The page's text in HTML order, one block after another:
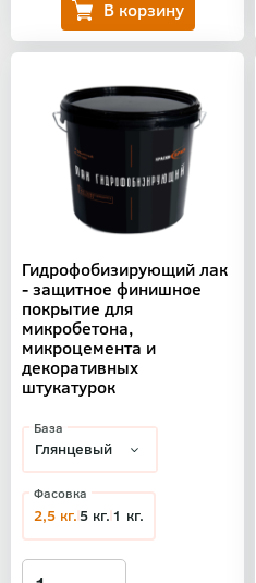
Гидрофобизирующий лак
- защитное финишное
покрытие для
микробетона,
микроцемента и
декоративных
штукатурок
База
Фасовка
2,5 кг.5 кг. 1 кг.